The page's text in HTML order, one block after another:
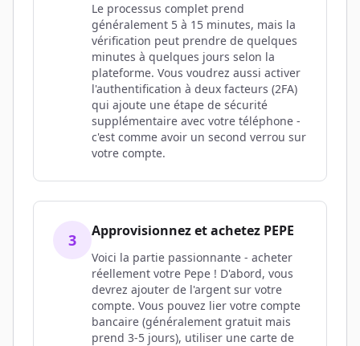
Le processus complet prend
généralement 5 à 15 minutes, mais la
vérification peut prendre de quelques
minutes à quelques jours selon la
plateforme. Vous voudrez aussi activer
l'authentification à deux facteurs (2FA)
qui ajoute une étape de sécurité
supplémentaire avec votre téléphone -
c'est comme avoir un second verrou sur
votre compte.
3 Approvisionnez et achetez PEPE
Voici la partie passionnante - acheter
réellement votre Pepe ! D'abord, vous
devrez ajouter de l'argent sur votre
compte. Vous pouvez lier votre compte
bancaire (généralement gratuit mais
prend 3-5 jours), utiliser une carte de